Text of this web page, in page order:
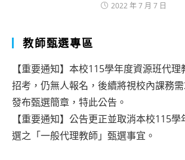
2022 年 7 月 7 日
教師甄選專區
【重要通知】本校115學年度資源班代
招考，仍無人報名，後續將視校內課務
發布甄選簡章，特此公告。
【重要通知】公告更正並取消本校115
選之「一般代理教師」甄選事宜。